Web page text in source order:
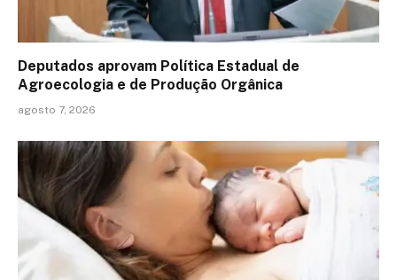
Deputados aprovam Política Estadual de
Agroecologia e de Produção Orgânica
agosto 7, 2026